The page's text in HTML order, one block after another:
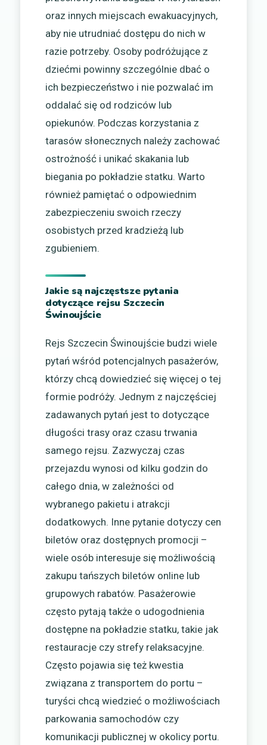
oraz innych miejscach ewakuacyjnych,
aby nie utrudniać dostępu do nich w
razie potrzeby. Osoby podróżujące z
dziećmi powinny szczególnie dbać o
ich bezpieczeństwo i nie pozwalać im
oddalać się od rodziców lub
opiekunów. Podczas korzystania z
tarasów słonecznych należy zachować
ostrożność i unikać skakania lub
biegania po pokładzie statku. Warto
również pamiętać o odpowiednim
zabezpieczeniu swoich rzeczy
osobistych przed kradzieżą lub
zgubieniem.
Jakie są najczęstsze pytania
dotyczące rejsu Szczecin
Świnoujście
Rejs Szczecin Świnoujście budzi wiele
pytań wśród potencjalnych pasażerów,
którzy chcą dowiedzieć się więcej o tej
formie podróży. Jednym z najczęściej
zadawanych pytań jest to dotyczące
długości trasy oraz czasu trwania
samego rejsu. Zazwyczaj czas
przejazdu wynosi od kilku godzin do
całego dnia, w zależności od
wybranego pakietu i atrakcji
dodatkowych. Inne pytanie dotyczy cen
biletów oraz dostępnych promocji –
wiele osób interesuje się możliwością
zakupu tańszych biletów online lub
grupowych rabatów. Pasażerowie
często pytają także o udogodnienia
dostępne na pokładzie statku, takie jak
restauracje czy strefy relaksacyjne.
Często pojawia się też kwestia
związana z transportem do portu –
turyści chcą wiedzieć o możliwościach
parkowania samochodów czy
komunikacji publicznej w okolicy portu.